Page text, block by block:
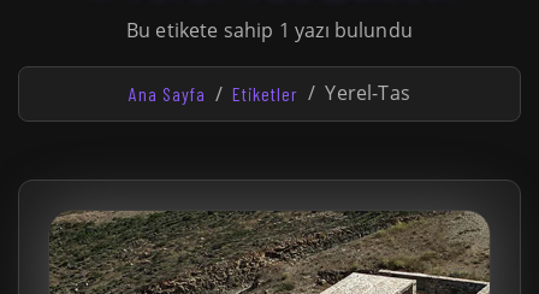
Bu etikete sahip 1 yazı bulundu
Ana Sayfa Etiketler Yerel-Tas